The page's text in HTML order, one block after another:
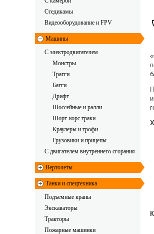
Стедикамы
Видеооборудование и FPV
Машины
С электродвигателем
Монстры
Трагги
Багги
Дрифт
Шоссейные и ралли
Шорт-корс траки
Краулеры и трофи
Грузовики и прицепы
С двигателем внутреннего сгорания
Вертолеты
Танки и спецтехника
Подъемные краны
Экскаваторы
Тракторы
Пожарные машинки